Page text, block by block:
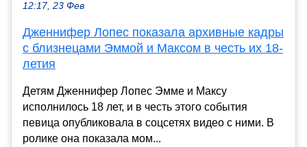
12:17, 23 Фев
Дженнифер Лопес показала архивные кадры
с близнецами Эммой и Максом в честь их 18-
летия
Детям Дженнифер Лопес Эмме и Максу
исполнилось 18 лет, и в честь этого события
певица опубликовала в соцсетях видео с ними. В
ролике она показала мом...